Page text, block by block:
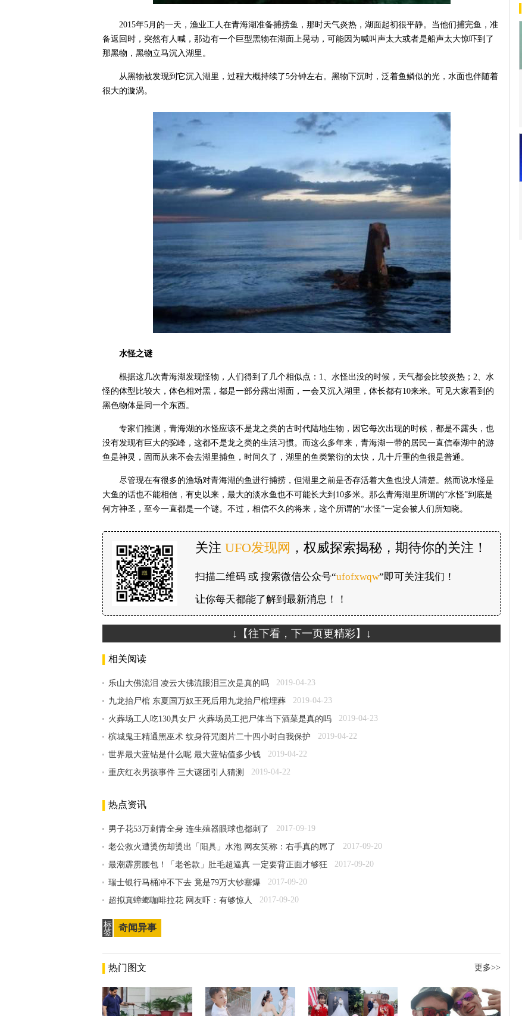
2015年5月的一天，渔业工人在青海湖准备捕捞鱼，那时天气炎热，湖面起初很平静。当他们捕完鱼，准
备返回时，突然有人喊，那边有一个巨型黑物在湖面上晃动，可能因为喊叫声太大或者是船声太大惊吓到了
那黑物，黑物立马沉入湖里。
从黑物被发现到它沉入湖里，过程大概持续了5分钟左右。黑物下沉时，泛着鱼鳞似的光，水面也伴随着
很大的漩涡。
水怪之谜
根据这几次青海湖发现怪物，人们得到了几个相似点：1、水怪出没的时候，天气都会比较炎热；2、水
怪的体型比较大，体色相对黑，都是一部分露出湖面，一会又沉入湖里，体长都有10来米。可见大家看到的
黑色物体是同一个东西。
专家们推测，青海湖的水怪应该不是龙之类的古时代陆地生物，因它每次出现的时候，都是不露头，也
没有发现有巨大的驼峰，这都不是龙之类的生活习惯。而这么多年来，青海湖一带的居民一直信奉湖中的游
鱼是神灵，固而从来不会去湖里捕鱼，时间久了，湖里的鱼类繁衍的太快，几十斤重的鱼很是普通。
尽管现在有很多的渔场对青海湖的鱼进行捕捞，但湖里之前是否存活着大鱼也没人清楚。然而说水怪是
大鱼的话也不能相信，有史以来，最大的淡水鱼也不可能长大到10多米。那么青海湖里所谓的“水怪”到底是
何方神圣，至今一直都是一个谜。不过，相信不久的将来，这个所谓的“水怪”一定会被人们所知晓。
关注 UFO发现网 ，权威探索揭秘，期待你的关注！
扫描二维码 或 搜索微信公众号“ufofxwqw”即可关注我们！
让你每天都能了解到最新消息！！
↓【往下看，下一页更精彩】↓
相关阅读
乐山大佛流泪 凌云大佛流眼泪三次是真的吗 2019-04-23
九龙抬尸棺 东夏国万奴王死后用九龙抬尸棺埋葬 2019-04-23
火葬场工人吃130具女尸 火葬场员工把尸体当下酒菜是真的吗 2019-04-23
槟城鬼王精通黑巫术 纹身符咒图片二十四小时自我保护 2019-04-22
世界最大蓝钻是什么呢 最大蓝钻值多少钱 2019-04-22
重庆红衣男孩事件 三大谜团引人猜测 2019-04-22
热点资讯
男子花53万刺青全身 连生殖器眼球也都刺了 2017-09-19
老公救火遭烫伤却烫出「阳具」水泡 网友笑称：右手真的屌了 2017-09-20
最潮霹雳腰包！「老爸款」肚毛超逼真 一定要背正面才够狂 2017-09-20
瑞士银行马桶冲不下去 竟是79万大钞塞爆 2017-09-20
超拟真蟑螂咖啡拉花 网友吓：有够惊人 2017-09-20
标
签
奇闻异事
热门图文 更多>>